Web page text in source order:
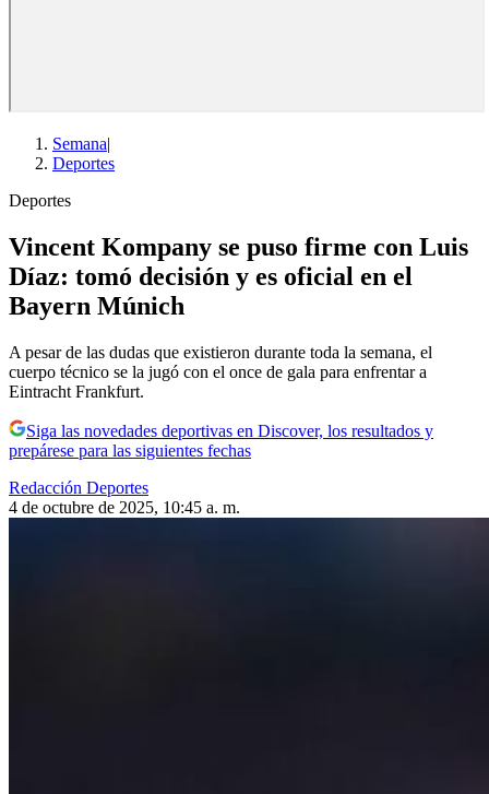
Semana|
Deportes
Deportes
Vincent Kompany se puso firme con Luis
Díaz: tomó decisión y es oficial en el
Bayern Múnich
A pesar de las dudas que existieron durante toda la semana, el
cuerpo técnico se la jugó con el once de gala para enfrentar a
Eintracht Frankfurt.
Siga las novedades deportivas en Discover, los resultados y
prepárese para las siguientes fechas
Redacción Deportes
4 de octubre de 2025, 10:45 a. m.